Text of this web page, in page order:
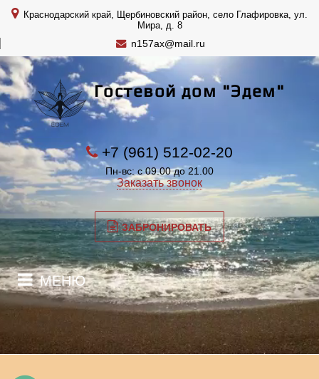
Краснодарский край, Щербиновский район, село Глафировка, ул.
Мира, д. 8
n157ax@mail.ru
Гостевой дом "Эдем"
+7 (961) 512-02-20
Пн-вс: с 09.00 до 21.00
Заказать звонок
ЗАБРОНИРОВАТЬ
МЕНЮ